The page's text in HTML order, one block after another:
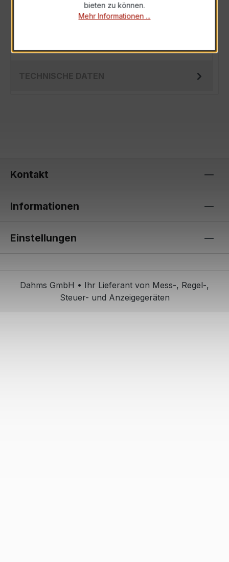
Der WSK 60 5/1A 10VA Kl.0,5 ist ein
kompakter, hochpräziser Niederspannungs-
TECHNISCHE DATEN
Kontakt
Informationen
Einstellungen
Dahms GmbH • Ihr Lieferant von Mess-, Regel-,
Steuer- und Anzeigegeräten
bieten zu können.
Mehr Informationen ...